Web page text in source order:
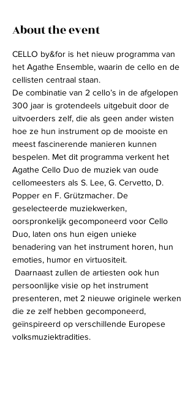
About the event
CELLO by&for is het nieuw programma van
het Agathe Ensemble, waarin de cello en de
cellisten centraal staan.
De combinatie van 2 cello’s in de afgelopen
300 jaar is grotendeels uitgebuit door de
uitvoerders zelf, die als geen ander wisten
hoe ze hun instrument op de mooiste en
meest fascinerende manieren kunnen
bespelen. Met dit programma verkent het
Agathe Cello Duo de muziek van oude
cellomeesters als S. Lee, G. Cervetto, D.
Popper en F. Grützmacher. De
geselecteerde muziekwerken,
oorspronkelijk gecomponeerd voor Cello
Duo, laten ons hun eigen unieke
benadering van het instrument horen, hun
emoties, humor en virtuositeit.
Daarnaast zullen de artiesten ook hun
persoonlijke visie op het instrument
presenteren, met 2 nieuwe originele werken
die ze zelf hebben gecomponeerd,
geïnspireerd op verschillende Europese
volksmuziektradities.